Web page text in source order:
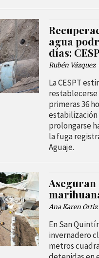
agua
días:
Rubén Vázquez
La CESPT
primeras 36
prolongarse
la fuga
Aguaje.
Ana Karen Ortiz
En San
invernadero
metros